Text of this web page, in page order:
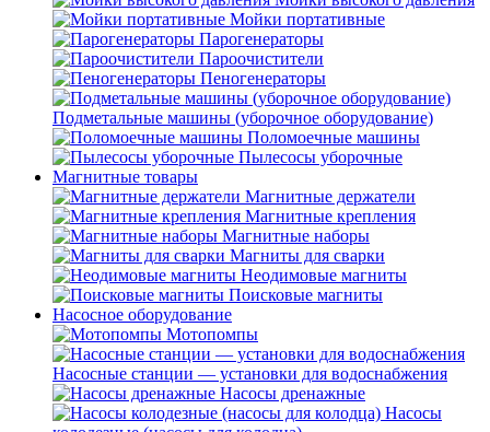
Мойки портативные
Парогенераторы
Пароочистители
Пеногенераторы
Подметальные машины (уборочное оборудование)
Поломоечные машины
Пылесосы уборочные
Магнитные товары
Магнитные держатели
Магнитные крепления
Магнитные наборы
Магниты для сварки
Неодимовые магниты
Поисковые магниты
Насосное оборудование
Мотопомпы
Насосные станции — установки для водоснабжения
Насосы дренажные
Насосы